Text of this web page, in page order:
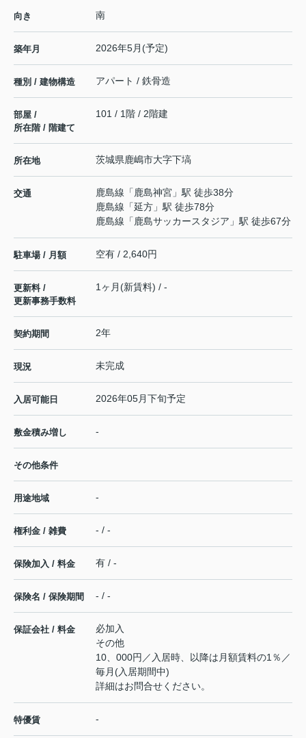
向き 南
築年月 2026年5月(予定)
種別 / 建物構造 アパート / 鉄骨造
部屋 /
所在階 / 階建て
101 / 1階 / 2階建
所在地 茨城県鹿嶋市大字下塙
交通 鹿島線 「 鹿島神宮 」駅 徒歩38分
鹿島線 「延方 」駅 徒歩78分
鹿島線 「 鹿島サッカースタジア 」駅 徒歩67分
駐車場 / 月額 空有 / 2,640円
更新料 /
更新事務手数料
1ヶ月(新賃料) / -
契約期間 2年
現況 未完成
入居可能日 2026年05月下旬予定
敷金積み増し -
その他条件
用途地域 -
権利金 / 雑費 - / -
保険加入 / 料金 有 / -
保険名 / 保険期間 - / -
保証会社 / 料金
必加入
その他
10、000円／入居時、以降は月額賃料の1％／
毎月(入居期間中)
詳細はお問合せください。
特優賃 -